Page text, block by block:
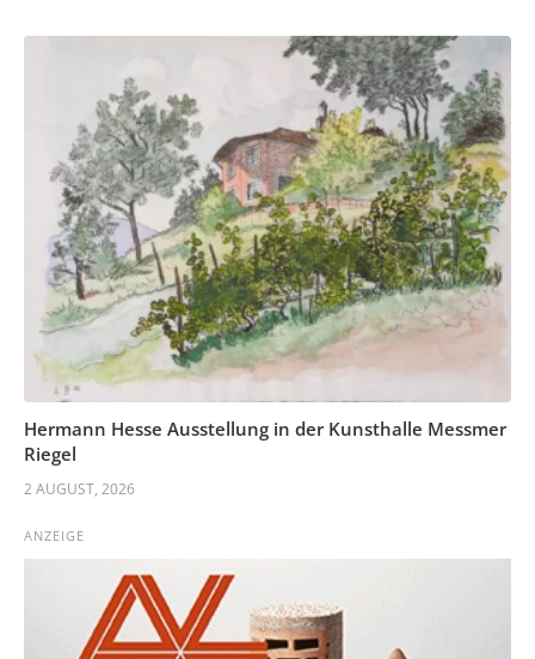
Hermann Hesse Ausstellung in der Kunsthalle Messmer
Riegel
2 AUGUST, 2026
ANZEIGE